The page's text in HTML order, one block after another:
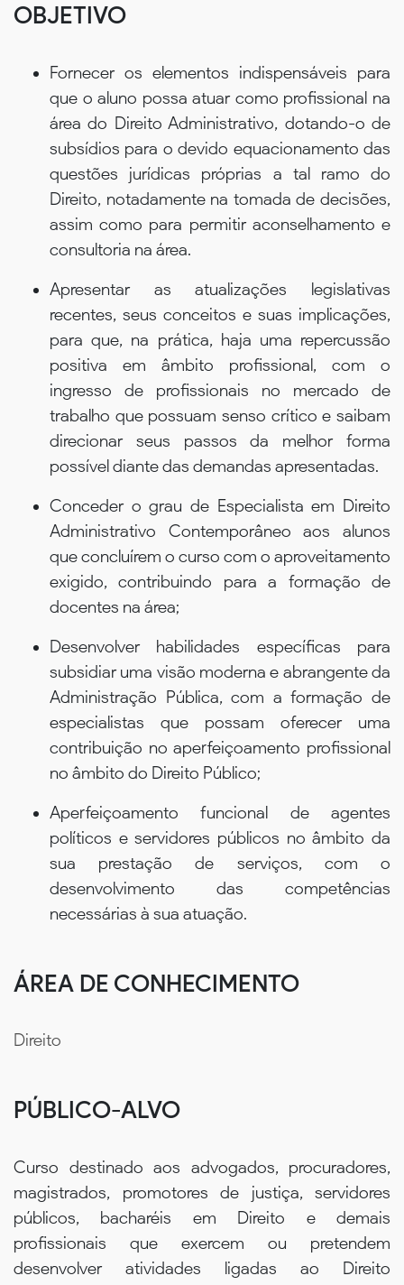
OBJETIVO
Fornecer os elementos indispensáveis para
que o aluno possa atuar como profissional na
área do Direito Administrativo, dotando-o de
subsídios para o devido equacionamento das
questões jurídicas próprias a tal ramo do
Direito, notadamente na tomada de decisões,
assim como para permitir aconselhamento e
consultoria na área.
Apresentar as atualizações legislativas
recentes, seus conceitos e suas implicações,
para que, na prática, haja uma repercussão
positiva em âmbito profissional, com o
ingresso de profissionais no mercado de
trabalho que possuam senso crítico e saibam
direcionar seus passos da melhor forma
possível diante das demandas apresentadas.
Conceder o grau de Especialista em Direito
Administrativo Contemporâneo aos alunos
que concluírem o curso com o aproveitamento
exigido, contribuindo para a formação de
docentes na área;
Desenvolver habilidades específicas para
subsidiar uma visão moderna e abrangente da
Administração Pública, com a formação de
especialistas que possam oferecer uma
contribuição no aperfeiçoamento profissional
no âmbito do Direito Público;
Aperfeiçoamento funcional de agentes
políticos e servidores públicos no âmbito da
sua prestação de serviços, com o
desenvolvimento das competências
necessárias à sua atuação.
ÁREA DE CONHECIMENTO
Direito
PÚBLICO-ALVO
Curso destinado aos advogados, procuradores,
magistrados, promotores de justiça, servidores
públicos, bacharéis em Direito e demais
profissionais que exercem ou pretendem
desenvolver atividades ligadas ao Direito